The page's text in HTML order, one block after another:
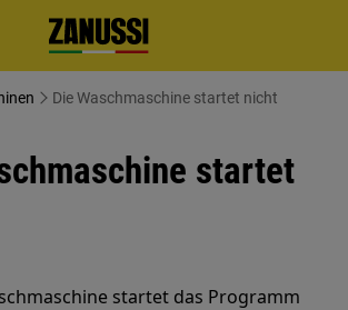
Die Waschmaschine startet nicht
startet
startet das Programm